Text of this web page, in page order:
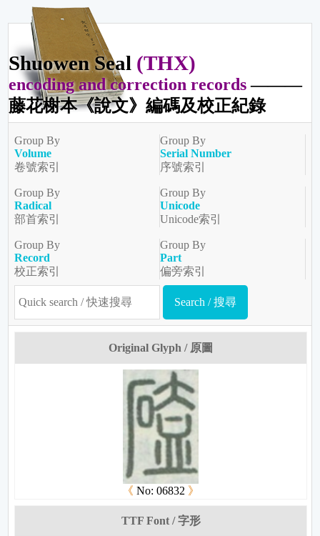
Shuowen Seal (THX)
encoding and correction records ———
藤花榭本《說文》編碼及校正紀錄
Group By
Volume
卷號索引
Group By
Serial Number
序號索引
Group By
Radical
部首索引
Group By
Unicode
Unicode索引
Group By
Record
校正索引
Group By
Part
偏旁索引
Original Glyph / 原圖
《 No: 06832 》
TTF Font / 字形